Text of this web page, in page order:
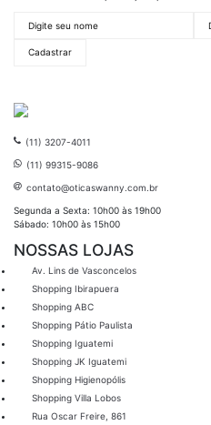
(11) 3207-4011
(11) 99315-9086
contato@oticaswanny.com.br
Segunda a Sexta: 10h00 às 19h00
Sábado: 10h00 às 15h00
NOSSAS LOJAS
Av. Lins de Vasconcelos
Shopping Ibirapuera
Shopping ABC
Shopping Pátio Paulista
Shopping Iguatemi
Shopping JK Iguatemi
Shopping Higienopólis
Shopping Villa Lobos
Rua Oscar Freire, 861